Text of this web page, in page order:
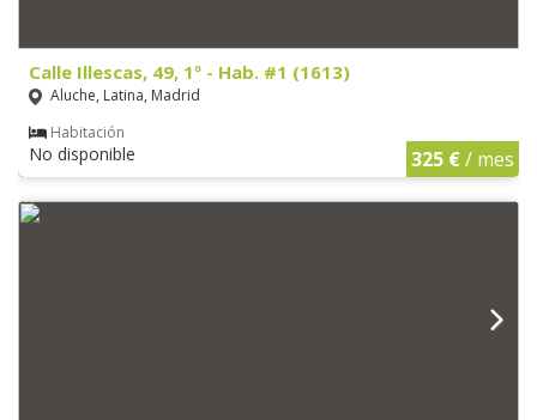
Calle Illescas, 49, 1º - Hab. #1 (1613)
Aluche, Latina, Madrid
Habitación
No disponible 325 €/ mes